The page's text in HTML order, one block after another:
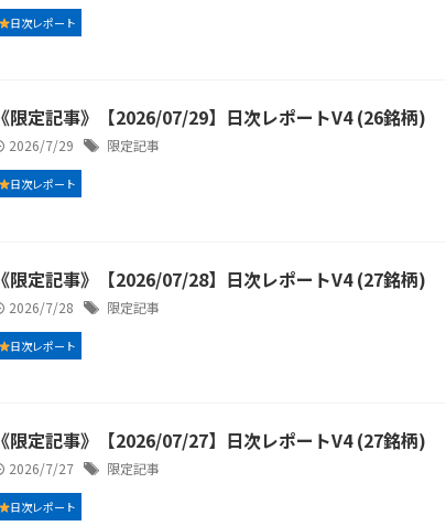
日次レポート
《限定記事》【2026/07/29】日次レポートV4 (26銘柄)
2026/7/29 限定記事
日次レポート
《限定記事》【2026/07/28】日次レポートV4 (27銘柄)
2026/7/28 限定記事
日次レポート
《限定記事》【2026/07/27】日次レポートV4 (27銘柄)
2026/7/27 限定記事
日次レポート